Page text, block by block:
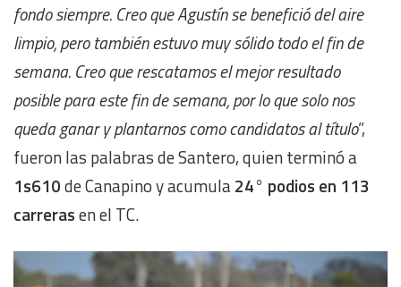
fondo siempre. Creo que Agustín se benefició del aire
limpio, pero también estuvo muy sólido todo el fin de
semana. Creo que rescatamos el mejor resultado
posible para este fin de semana, por lo que solo nos
queda ganar y plantarnos como candidatos al título”,
fueron las palabras de Santero, quien terminó a
1s610de Canapino y acumula24° podios en 113
carrerasen el TC.